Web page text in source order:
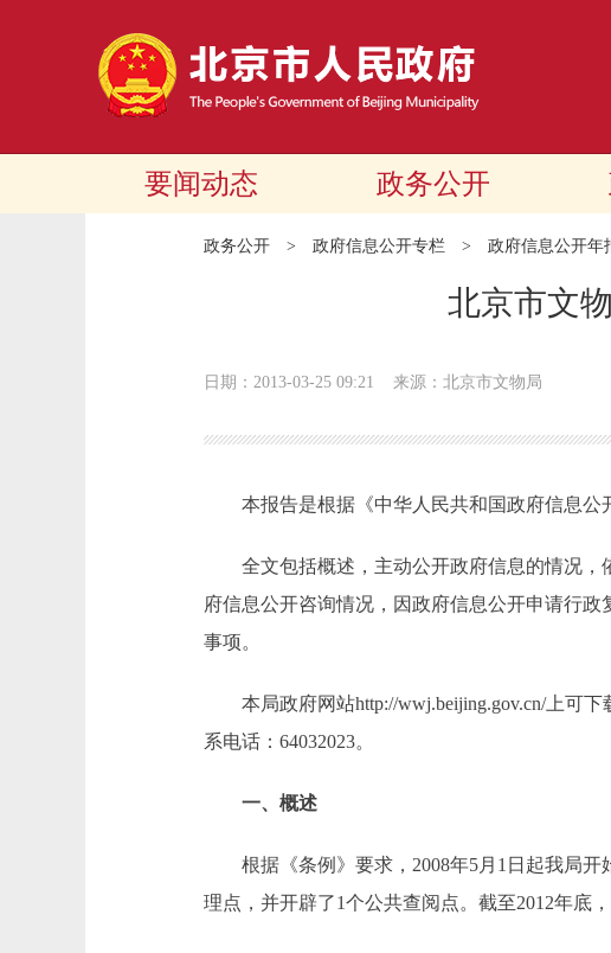
要闻动态 政务公开
政务公开 > 政府信息公开专栏 > 政府信息公开年
北京市文
日期：2013-03-25 09:21 来源：北京市文物局
本报告是根据《中华人民共和国政府信息公开
全文包括概述，主动公开政府信息的情况，
府信息公开咨询情况，因政府信息公开申请行
事项。
本局政府网站http://wwj.beijing.gov.cn/上可下
系电话：64032023。
一、概述
根据《条例》要求，2008年5月1日起我局开
理点，并开辟了1个公共查阅点。截至2012年底